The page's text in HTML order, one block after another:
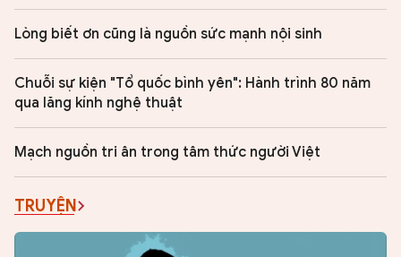
Lòng biết ơn cũng là nguồn sức mạnh nội sinh
Chuỗi sự kiện "Tổ quốc bình yên": Hành trình 80 năm
qua lăng kính nghệ thuật
Mạch nguồn tri ân trong tâm thức người Việt
TRUYỆN